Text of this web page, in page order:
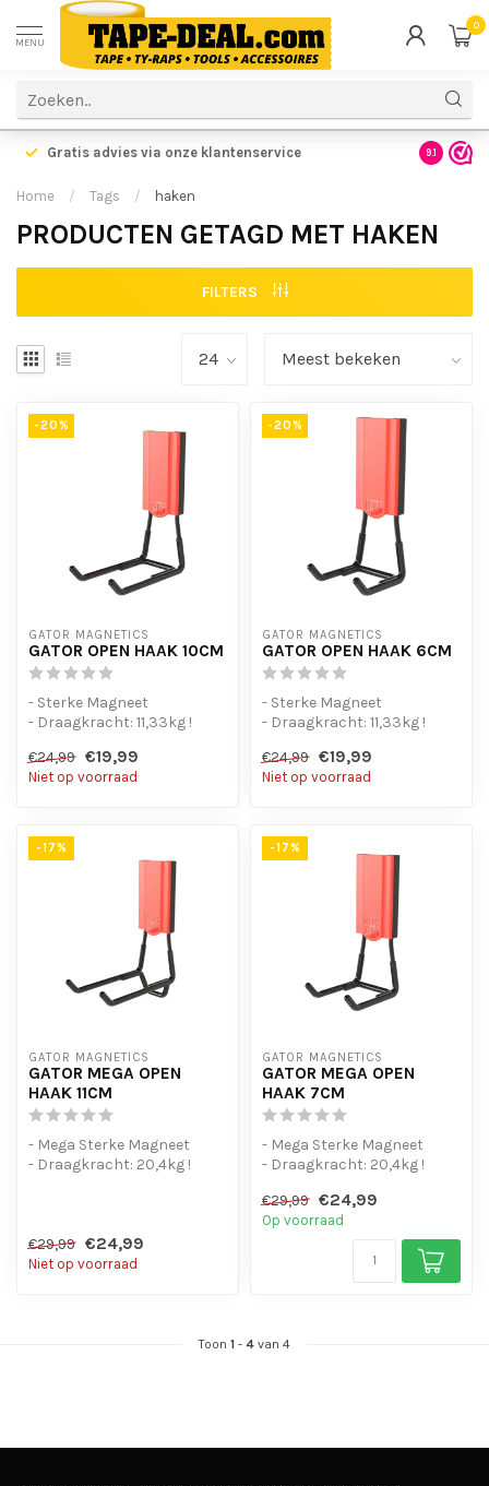
MENU
0
Gratis advies via onze klantenservice 9.1
Home / Tags / haken
PRODUCTEN GETAGD MET HAKEN
FILTERS
-20%
GATOR MAGNETICS
GATOR OPEN HAAK 10CM
- Sterke Magneet
- Draagkracht: 11,33kg !
€24,99 €19,99
Niet op voorraad
-20%
GATOR MAGNETICS
GATOR OPEN HAAK 6CM
- Sterke Magneet
- Draagkracht: 11,33kg !
€24,99 €19,99
Niet op voorraad
-17%
GATOR MAGNETICS
GATOR MEGA OPEN
HAAK 11CM
- Mega Sterke Magneet
- Draagkracht: 20,4kg !
€29,99 €24,99
Niet op voorraad
-17%
GATOR MAGNETICS
GATOR MEGA OPEN
HAAK 7CM
- Mega Sterke Magneet
- Draagkracht: 20,4kg !
€29,99 €24,99
Op voorraad
Toon 1 - 4 van 4